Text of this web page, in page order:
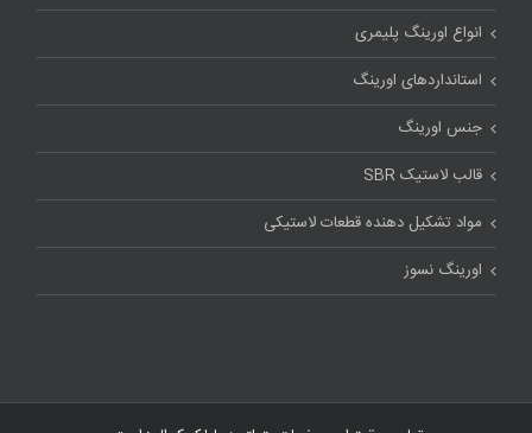
انواع اورینگ پلیمری
استاندارد‌های اورینگ
جنس اورینگ
قالب لاستیک SBR
مواد تشکیل دهنده قطعات لاستیکی
اورینگ نسوز